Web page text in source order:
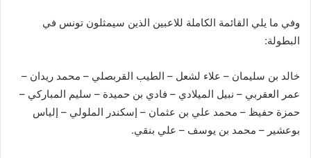
وفي ما يلي القائمة الكاملة للاعبين الذين سيمثلون تونس في
البطولة:
خالد بن سليمان – علاء لشعل – الطيب القربصلي – محمد ريدان –
عمر العقربي – نبيل الميلادي – فادي بن حميدة – سليم المباركي –
حمزة حفيظ – محمد علي بن عثمان – إسكندر الملولي – إلياس
بوعشير – محمد بن يوسف – علي بنقي.